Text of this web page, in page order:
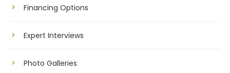
Financing Options
Expert Interviews
Photo Galleries